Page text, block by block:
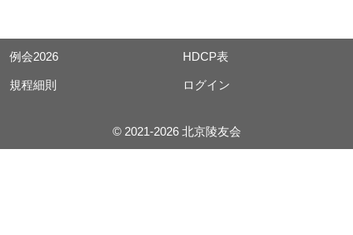
例会2026 HDCP表
規程細則 ログイン
© 2021-2026 北京陵友会